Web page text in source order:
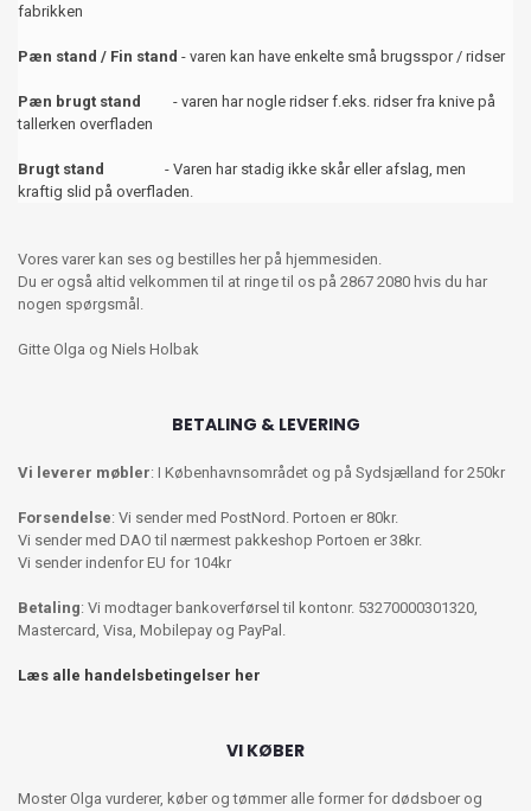
fabrikken
Pæn stand / Fin stand - varen kan have enkelte små brugsspor / ridser
Pæn brugt stand
- varen har nogle ridser f.eks. ridser fra knive på
tallerken overfladen
Brugt stand
- Varen har stadig ikke skår eller afslag, men
kraftig slid på overfladen.
Vores varer kan ses og bestilles her på hjemmesiden.
Du er også altid velkommen til at ringe til os på 2867 2080 hvis du har
nogen spørgsmål.
Gitte Olga og Niels Holbak
BETALING & LEVERING
Vi leverer møbler: I Københavnsområdet og på Sydsjælland for 250kr
Forsendelse: Vi sender med PostNord. Portoen er 80kr.
Vi sender med DAO til nærmest pakkeshop Portoen er 38kr.
Vi sender indenfor EU for 104kr
Betaling: Vi modtager bankoverførsel til kontonr. 53270000301320,
Mastercard, Visa, Mobilepay og PayPal.
Læs alle handelsbetingelser her
VI KØBER
Moster Olga vurderer, køber og tømmer alle former for dødsboer og